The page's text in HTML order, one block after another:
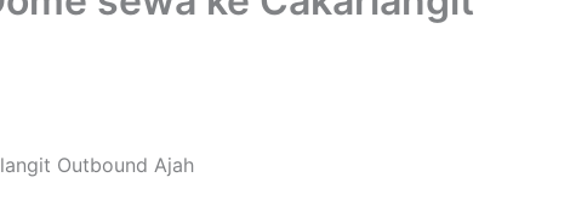
Outbound Ajah